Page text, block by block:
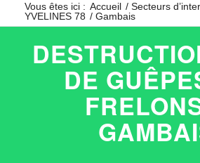
Vous êtes ici : Accueil / Secteurs
YVELINES 78 / Gambais
DE